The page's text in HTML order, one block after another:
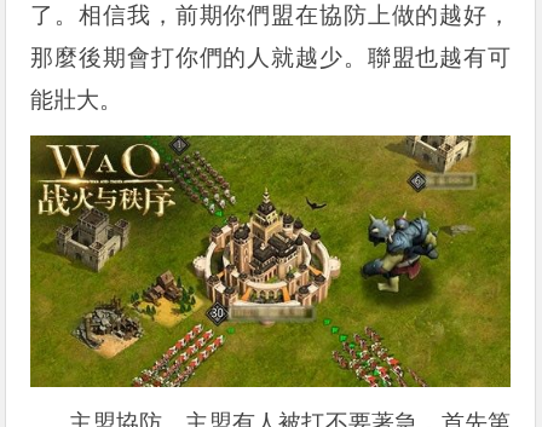
了。相信我，前期你們盟在協防上做的越好，
那麼後期會打你們的人就越少。聯盟也越有可
能壯大。